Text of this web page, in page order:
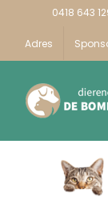
0418 643
Adres